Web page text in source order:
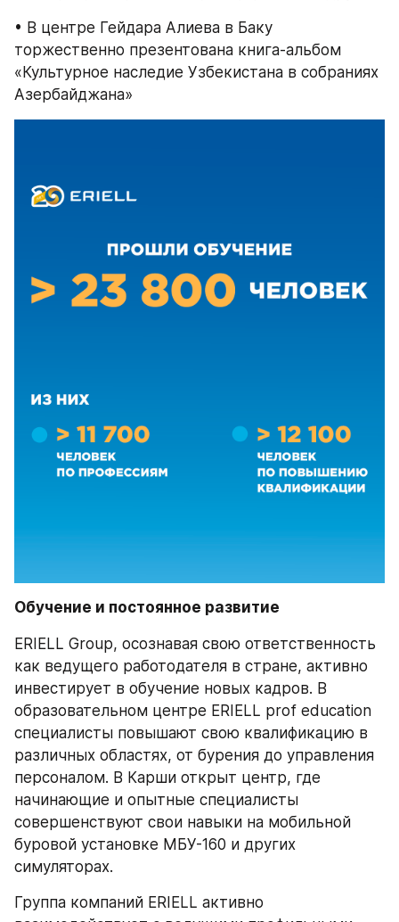
• В центре Гейдара Алиева в Баку
торжественно презентована книга-альбом
«Культурное наследие Узбекистана в собраниях
Азербайджана»
Обучение и постоянное развитие
ERIELL Group, осознавая свою ответственность
как ведущего работодателя в стране, активно
инвестирует в обучение новых кадров. В
образовательном центре ERIELL prof education
специалисты повышают свою квалификацию в
различных областях, от бурения до управления
персоналом. В Карши открыт центр, где
начинающие и опытные специалисты
совершенствуют свои навыки на мобильной
буровой установке МБУ-160 и других
симуляторах.
Группа компаний ERIELL активно